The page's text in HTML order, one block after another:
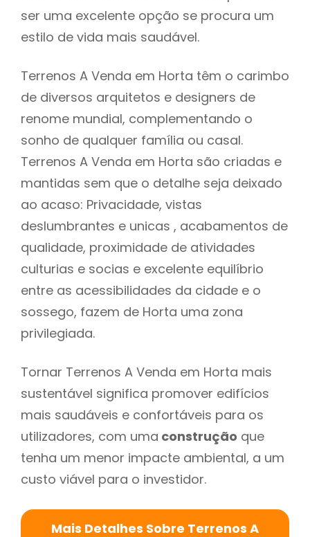
ser uma excelente opção se procura um
estilo de vida mais saudável.
Terrenos A Venda em Horta têm o carimbo
de diversos arquitetos e designers de
renome mundial, complementando o
sonho de qualquer família ou casal.
Terrenos A Venda em Horta são criadas e
mantidas sem que o detalhe seja deixado
ao acaso: Privacidade, vistas
deslumbrantes e unicas , acabamentos de
qualidade, proximidade de atividades
culturias e socias e excelente equilíbrio
entre as acessibilidades da cidade e o
sossego, fazem de Horta uma zona
privilegiada.
Tornar Terrenos A Venda em Horta mais
sustentável significa promover edifícios
mais saudáveis e confortáveis para os
utilizadores, com uma construção que
tenha um menor impacte ambiental, a um
custo viável para o investidor.
Mais Detalhes Sobre Terrenos A